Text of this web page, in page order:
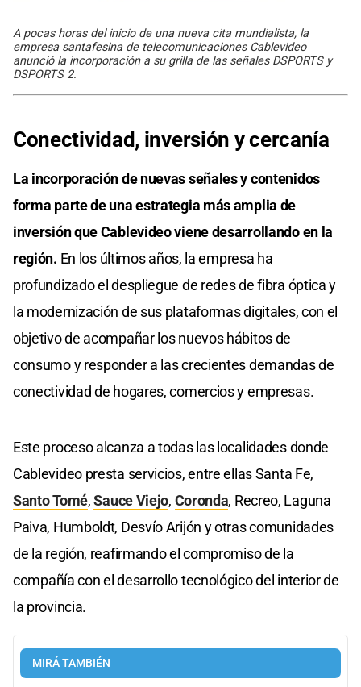
A pocas horas del inicio de una nueva cita mundialista, la
empresa santafesina de telecomunicaciones Cablevideo
anunció la incorporación a su grilla de las señales DSPORTS y
DSPORTS 2.
Conectividad, inversión y cercanía
La incorporación de nuevas señales y contenidos
forma parte de una estrategia más amplia de
inversión que Cablevideo viene desarrollando en la
región. En los últimos años, la empresa ha
profundizado el despliegue de redes de fibra óptica y
la modernización de sus plataformas digitales, con el
objetivo de acompañar los nuevos hábitos de
consumo y responder a las crecientes demandas de
conectividad de hogares, comercios y empresas.
Este proceso alcanza a todas las localidades donde
Cablevideo presta servicios, entre ellas Santa Fe,
Santo Tomé,Sauce Viejo, Coronda, Recreo, Laguna
Paiva, Humboldt, Desvío Arijón y otras comunidades
de la región, reafirmando el compromiso de la
compañía con el desarrollo tecnológico del interior de
la provincia.
MIRÁ TAMBIÉN